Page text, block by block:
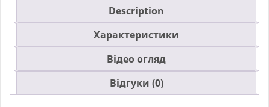
Description
Характеристики
Відео огляд
Відгуки (0)